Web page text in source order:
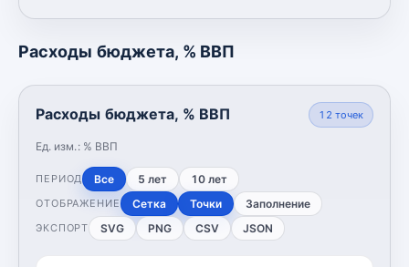
Расходы бюджета, % ВВП
Расходы бюджета, % ВВП
Ед. изм.: % ВВП
12 точек
ПЕРИОД Все 5 лет 10 лет
ОТОБРАЖЕНИЕ Сетка Точки Заполнение
ЭКСПОРТ SVG PNG CSV JSON